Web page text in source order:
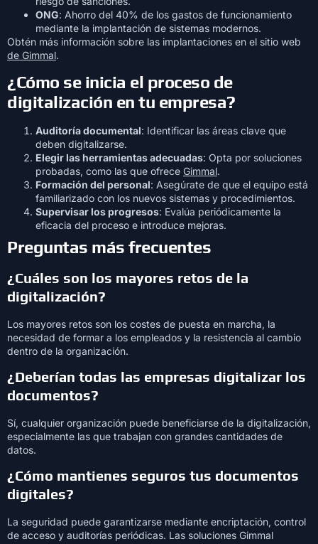
ONG: Ahorro del 40% de los gastos de funcionamiento
mediante la implantación de sistemas modernos.
Obtén más información sobre las implantaciones en el sitio web
de Gimmal.
¿Cómo se inicia el proceso de
digitalización en tu empresa?
Auditoría documental: Identificar las áreas clave que
deben digitalizarse.
Elegir las herramientas adecuadas: Opta por soluciones
probadas, como las que ofrece Gimmal.
Formación del personal: Asegúrate de que el equipo está
familiarizado con los nuevos sistemas y procedimientos.
Supervisar los progresos: Evalúa periódicamente la
eficacia del proceso e introduce mejoras.
Preguntas más frecuentes
¿Cuáles son los mayores retos de la
digitalización?
Los mayores retos son los costes de puesta en marcha, la
necesidad de formar a los empleados y la resistencia al cambio
dentro de la organización.
¿Deberían todas las empresas digitalizar los
documentos?
Sí, cualquier organización puede beneficiarse de la digitalización,
especialmente las que trabajan con grandes cantidades de
datos.
¿Cómo mantienes seguros tus documentos
digitales?
La seguridad puede garantizarse mediante encriptación, control
de acceso y auditorías periódicas. Las soluciones Gimmal